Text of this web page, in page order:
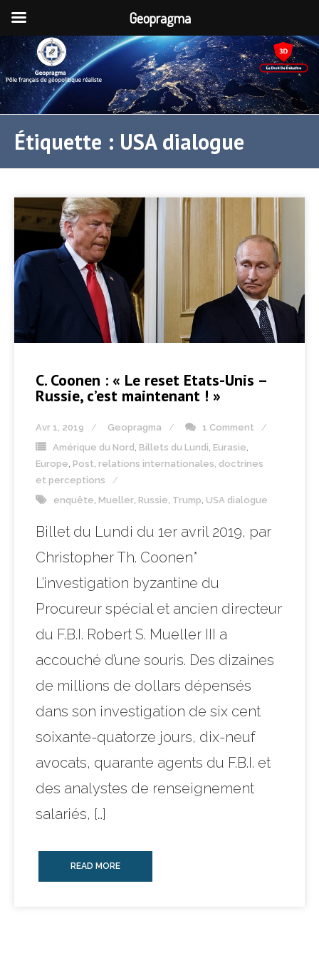
Étiquette : USA dialogue
C. Coonen : « Le reset Etats-Unis –
Russie, c’est maintenant ! »
Avr 1, 2019 Geopragma
1 Comment
Amérique du Nord Billets du Lundi Eurasie
Europe Post relations internationales, doctrines
et perceptions
enquête Mueller Russie Trump USA dialogue
Billet du Lundi du 1er avril 2019, par
Christopher Th. Coonen*
L’investigation byzantine du
Procureur spécial et ancien directeur
du F.B.I. Robert S. Mueller III a
accouché d’une souris. Des dizaines
de millions de dollars dépensés
dans son investigation de six cent
soixante-quatorze jours, dix-neuf
avocats, quarante agents du F.B.I. et
des analystes de renseignement
salariés, […]
READ MORE
Geopragma